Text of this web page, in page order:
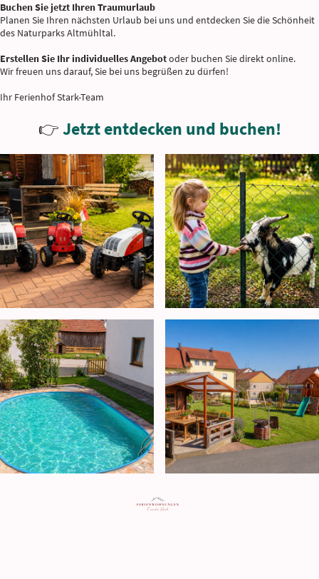
Buchen Sie jetzt Ihren Traumurlaub
Planen Sie Ihren nächsten Urlaub bei uns und entdecken Sie die Schönheit
des Naturparks Altmühltal.
Erstellen Sie Ihr individuelles Angebotoder buchen Sie direkt online.
Wir freuen uns darauf, Sie bei uns begrüßen zu dürfen!
Ihr Ferienhof Stark-Team
👉Jetzt entdecken und buchen!